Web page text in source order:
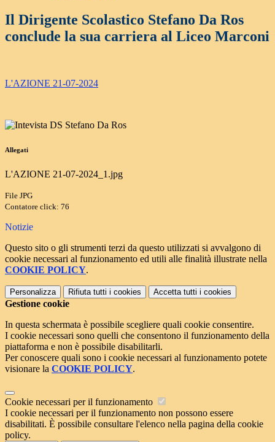
Il Dirigente Scolastico Stefano Da Ros
conclude la sua carriera al Liceo Marconi
L'AZIONE 21-07-2024
Allegati
L'AZIONE 21-07-2024_1.jpg
File JPG
Contatore click: 76
Notizie
Questo sito o gli strumenti terzi da questo utilizzati si avvalgono di
cookie necessari al funzionamento ed utili alle finalità illustrate nella
COOKIE POLICY.
Personalizza Rifiuta tutti i cookies Accetta tutti i cookies
Gestione cookie
In questa schermata è possibile scegliere quali cookie consentire.
I cookie necessari sono quelli che consentono il funzionamento della
piattaforma e non è possibile disabilitarli.
Per conoscere quali sono i cookie necessari al funzionamento potete
visionare la COOKIE POLICY.
Cookie necessari per il funzionamento
I cookie necessari per il funzionamento non possono essere
disabilitati. È possibile consultare l'elenco nella pagina della cookie
policy.